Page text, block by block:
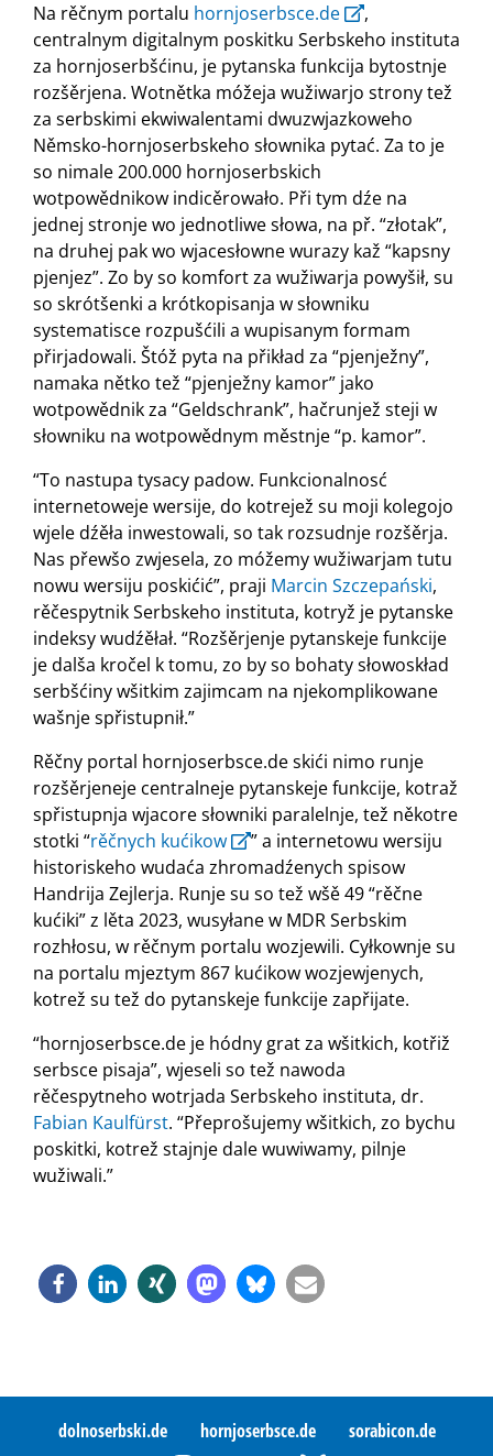
Na rěčnym portalu hornjoserbsce.de
,
centralnym digitalnym poskitku Serbskeho instituta
za hornjoserbšćinu, je pytanska funkcija bytostnje
rozšěrjena. Wotnětka móžeja wužiwarjo strony tež
za serbskimi ekwiwalentami dwuzwjazkoweho
Němsko-hornjoserbskeho słownika pytać. Za to je
so nimale 200.000 hornjoserbskich
wotpowědnikow indicěrowało. Při tym dźe na
jednej stronje wo jednotliwe słowa, na př. “złotak”,
na druhej pak wo wjacesłowne wurazy kaž “kapsny
pjenjez”. Zo by so komfort za wužiwarja powyšił, su
so skrótšenki a krótkopisanja w słowniku
systematisce rozpušćili a wupisanym formam
přirjadowali. Štóž pyta na přikład za “pjenježny”,
namaka nětko tež “pjenježny kamor” jako
wotpowědnik za “Geldschrank”, hačrunjež steji w
słowniku na wotpowědnym městnje “p. kamor”.
“To nastupa tysacy padow. Funkcionalnosć
internetoweje wersije, do kotrejež su moji kolegojo
wjele dźěła inwestowali, so tak rozsudnje rozšěrja.
Nas přewšo zwjesela, zo móžemy wužiwarjam tutu
nowu wersiju poskićić”, praji Marcin Szczepański,
rěčespytnik Serbskeho instituta, kotryž je pytanske
indeksy wudźěłał. “Rozšěrjenje pytanskeje funkcije
je dalša kročel k tomu, zo by so bohaty słowoskład
serbšćiny wšitkim zajimcam na njekomplikowane
wašnje spřistupnił.”
Rěčny portal hornjoserbsce.de skići nimo runje
rozšěrjeneje centralneje pytanskeje funkcije, kotraž
spřistupnja wjacore słowniki paralelnje, tež někotre
stotki “rěčnych kućikow
” a internetowu wersiju
historiskeho wudaća zhromadźenych spisow
Handrija Zejlerja. Runje su so tež wšě 49 “rěčne
kućiki” z lěta 2023, wusyłane w MDR Serbskim
rozhłosu, w rěčnym portalu wozjewili. Cyłkownje su
na portalu mjeztym 867 kućikow wozjewjenych,
kotrež su tež do pytanskeje funkcije zapřijate.
“hornjoserbsce.de je hódny grat za wšitkich, kotřiž
serbsce pisaja”, wjeseli so tež nawoda
rěčespytneho wotrjada Serbskeho instituta, dr.
Fabian Kaulfürst. “Přeprošujemy wšitkich, zo bychu
poskitki, kotrež stajnje dale wuwiwamy, pilnje
wužiwali.”
dolnoserbski.de hornjoserbsce.de
sorabicon.de